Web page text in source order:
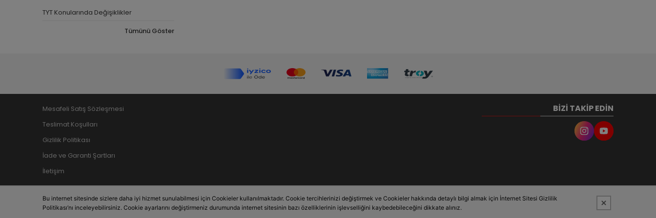
TYT Konularında Değişiklikler
Tümünü Göster
Mesafeli Satış Sözleşmesi
Teslimat Koşulları
Gizlilik Politikası
İade ve Garanti Şartları
İletişim
BIZI TAKIP EDIN
Bu site,PobolEti® Entegre E-ticaret Sistemi ile hazırlanmıştır.
Bu internet sitesinde sizlere daha iyi hizmet sunulabilmesi için Cookieler kullanılmaktadır. Cookie tercihlerinizi değiştirmek ve Cookieler hakkında detaylı bilgi almak için İnternet Sitesi Gizlilik
Politikası’nı inceleyebilirsiniz. Cookie ayarlarını değiştirmeniz durumunda internet sitesinin bazı özelliklerinin işlevselliğini kaybedebileceğini dikkate alınız.